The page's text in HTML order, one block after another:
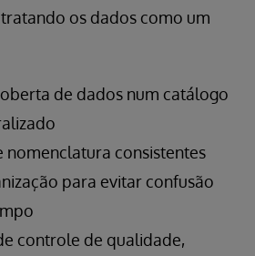
os dados como um
de dados num catálogo
nomenclatura consistentes
para evitar confusão
controle de qualidade,